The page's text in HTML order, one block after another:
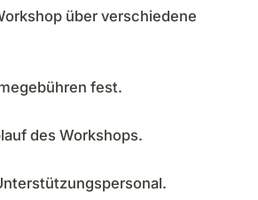
über verschiedene
fest.
des Workshops.